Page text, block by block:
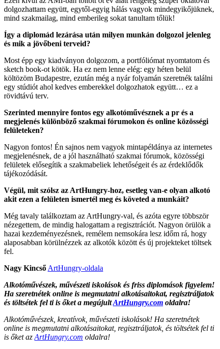
dolgozhattam együtt, egytől-egyig hálás vagyok mindegyikőjüknek,
mind szakmailag, mind emberileg sokat tanultam tőlük!
Így a diplomád lezárása után milyen munkán dolgozol jelenleg
és mik a jövőbeni terveid?
Most épp egy kiadványon dolgozom, a portfóliómat nyomtatom és
sketch book-ot kötök. Ha ez nem lenne elég: egy héten belül
költözöm Budapestre, ezután még a nyár folyamán szeretnék találni
egy stúdiót ahol kedves emberekkel dolgozhatok együtt… ez a
rövidtávú terv.
Szerinted mennyire fontos egy alkotóművésznek a pr és a
megjelenés különböző szakmai fórumokon és online közösségi
felületeken?
Nagyon fontos! Én sajnos nem vagyok mintapéldánya az internetes
megjelenésnek, de a jól használható szakmai fórumok, közösségi
felületek elősegítik a szakmabeliek lehetőségeit és az érdeklődők
tájékozódását.
Végül, mit szólsz az ArtHungry-hoz, esetleg van-e olyan alkotó
akit ezen a felületen ismertél meg és követed a munkáit?
Még tavaly találkoztam az ArtHungry-val, és azóta egyre többször
nézegettem, de mindig halogattam a regisztrációt. Nagyon örülök a
hazai kezdeményezésnek, remélem nemsokára lesz időm rá, hogy
alaposabban körülnézzek az alkotók között és új projekteket töltsek
fel.
Nagy Kincső ArtHungry-oldala
Alkotóművészek, művészeti iskolások és friss diplomások figyelem!
Ha szeretnétek online is megmutatni alkotásaitokat, regisztráljatok
és töltsétek fel ti is őket a megújultArtHungry.com oldalra!
Alkotóművészek, kreatívok, művészeti iskolások! Ha szeretnétek
online is megmutatni alkotásaitokat, regisztráljatok, és töltsétek fel ti
is őket az ArtHungry.com oldalra!